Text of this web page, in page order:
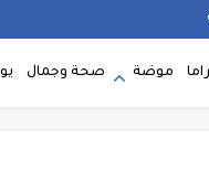
موضة صحة وجمال